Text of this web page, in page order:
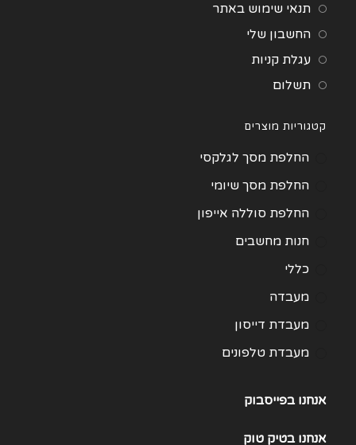
תנאי שימוש באתר
החשבון שלי
עגלת קניות
תשלום
קטגוריות מוצרים
החלפת מסך לגלקסי
החלפת מסך שיומי
החלפת סוללה אייפון
חנות מחשבים
כללי
מעבדה
מעבדת דייסון
מעבדת טלפונים
תיקון Huawei
תיקון One Plus
אנחנו בפייסבוק
אנחנו בטיק טוק